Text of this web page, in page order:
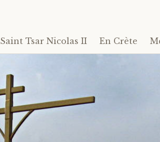
Saint Tsar Nicolas II En Crète